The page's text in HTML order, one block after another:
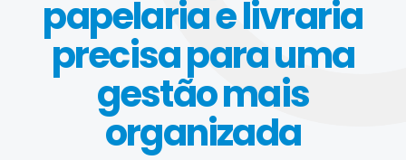
papelaria e livraria
precisa para uma
gestão mais
organizada